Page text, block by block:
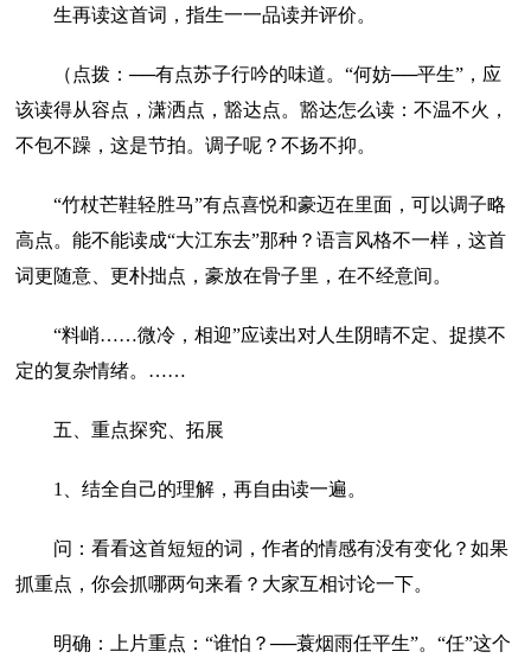
生再读这首词，指生一一品读并评价。
（点拨：──有点苏子行吟的味道。“何妨──平生”，应
该读得从容点，潇洒点，豁达点。豁达怎么读：不温不火，
不包不躁，这是节拍。调子呢？不扬不抑。
“竹杖芒鞋轻胜马”有点喜悦和豪迈在里面，可以调子略
高点。能不能读成“大江东去”那种？语言风格不一样，这首
词更随意、更朴拙点，豪放在骨子里，在不经意间。
“料峭……微冷，相迎”应读出对人生阴晴不定、捉摸不
定的复杂情绪。……
五、重点探究、拓展
1、结全自己的理解，再自由读一遍。
问：看看这首短短的词，作者的情感有没有变化？如果
抓重点，你会抓哪两句来看？大家互相讨论一下。
明确：上片重点：“谁怕？──蓑烟雨任平生”。“任”这个